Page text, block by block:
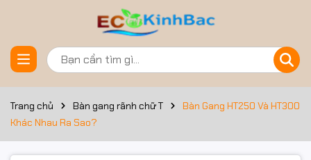
Trang chủ Bàn gang rãnh chữ T
Bàn Gang HT250 Và HT300
Khác Nhau Ra Sao?
Đặt trước sản phẩm